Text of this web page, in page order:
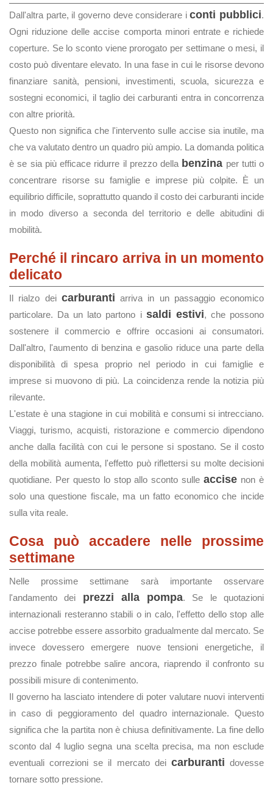
Dall'altra parte, il governo deve considerare iconti pubblici.
Ogni riduzione delle accise comporta minori entrate e richiede
coperture. Se lo sconto viene prorogato per settimane o mesi, il
costo può diventare elevato. In una fase in cui le risorse devono
finanziare sanità, pensioni, investimenti, scuola, sicurezza e
sostegni economici, il taglio dei carburanti entra in concorrenza
con altre priorità.
Questo non significa che l'intervento sulle accise sia inutile, ma
che va valutato dentro un quadro più ampio. La domanda politica
è se sia più efficace ridurre il prezzo della benzina per tutti o
concentrare risorse su famiglie e imprese più colpite. È un
equilibrio difficile, soprattutto quando il costo dei carburanti incide
in modo diverso a seconda del territorio e delle abitudini di
mobilità.
Perché il rincaro arriva in un momento
delicato
Il rialzo dei carburanti arriva in un passaggio economico
particolare. Da un lato partono i saldi estivi, che possono
sostenere il commercio e offrire occasioni ai consumatori.
Dall'altro, l'aumento di benzina e gasolio riduce una parte della
disponibilità di spesa proprio nel periodo in cui famiglie e
imprese si muovono di più. La coincidenza rende la notizia più
rilevante.
L'estate è una stagione in cui mobilità e consumi si intrecciano.
Viaggi, turismo, acquisti, ristorazione e commercio dipendono
anche dalla facilità con cui le persone si spostano. Se il costo
della mobilità aumenta, l'effetto può riflettersi su molte decisioni
quotidiane. Per questo lo stop allo sconto sulleaccise non è
solo una questione fiscale, ma un fatto economico che incide
sulla vita reale.
Cosa può accadere nelle prossime
settimane
Nelle prossime settimane sarà importante osservare
l'andamento dei prezzi alla pompa. Se le quotazioni
internazionali resteranno stabili o in calo, l'effetto dello stop alle
accise potrebbe essere assorbito gradualmente dal mercato. Se
invece dovessero emergere nuove tensioni energetiche, il
prezzo finale potrebbe salire ancora, riaprendo il confronto su
possibili misure di contenimento.
Il governo ha lasciato intendere di poter valutare nuovi interventi
in caso di peggioramento del quadro internazionale. Questo
significa che la partita non è chiusa definitivamente. La fine dello
sconto dal 4 luglio segna una scelta precisa, ma non esclude
eventuali correzioni se il mercato dei carburanti dovesse
tornare sotto pressione.